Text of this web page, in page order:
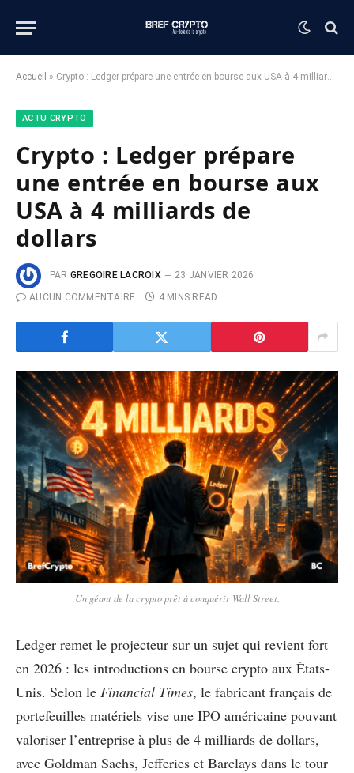
Accueil » Crypto : Ledger prépare une entrée en bourse aux USA à 4 milliards de dollars
ACTU CRYPTO
Crypto : Ledger prépare
une entrée en bourse aux
USA à 4 milliards de
dollars
PAR GREGOIRE LACROIX
23 JANVIER 2026
AUCUN COMMENTAIRE
4 MINS READ
Un géant de la crypto prêt à conquérir Wall Street.
Ledger remet le projecteur sur un sujet qui revient fort
en 2026 : les introductions en bourse crypto aux États-
Unis. Selon le Financial Times, le fabricant français de
portefeuilles matériels vise une IPO américaine pouvant
valoriser l’entreprise à plus de 4 milliards de dollars,
avec Goldman Sachs, Jefferies et Barclays dans le tour